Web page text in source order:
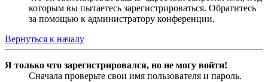
которым вы пытаетесь зарегистрироваться. Обратитесь
за помощью к администратору конференции.
Вернуться к началу
Я только что зарегистрировался, но не могу войти!
Сначала проверьте свои имя пользователя и пароль.